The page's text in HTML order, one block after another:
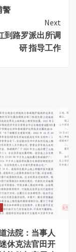
警
Next
到路罗派出所调
研 指导工作
法院：当事人
休克法官田开